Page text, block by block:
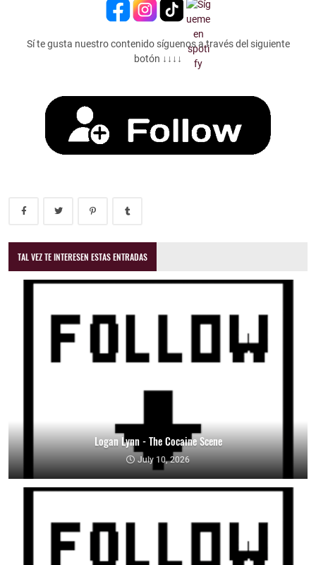
Sí te gusta nuestro contenido síguenos a través del siguiente
botón ↓↓↓↓
TAL VEZ TE INTERESEN ESTAS ENTRADAS
Logan Lynn - The Cocaine Scene
July 10, 2026